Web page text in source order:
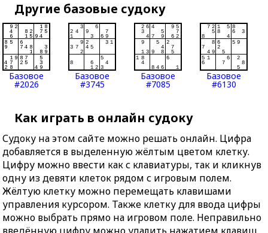
Другие базовые судоку
Базовое
#2026
Базовое
#3745
Базовое
#7085
Базовое
#6130
Как играть в онлайн судоку
Судоку на этом сайте можно решать онлайн. Цифра
добавляется в выделенную жёлтым цветом клетку.
Цифру можно ввести как с клавиатуры, так и кликнув
одну из девяти клеток рядом с игровым полем.
Жёлтую клетку можно перемещать клавишами
управления курсором. Также клетку для ввода цифры
можно выбрать прямо на игровом поле. Неправильно